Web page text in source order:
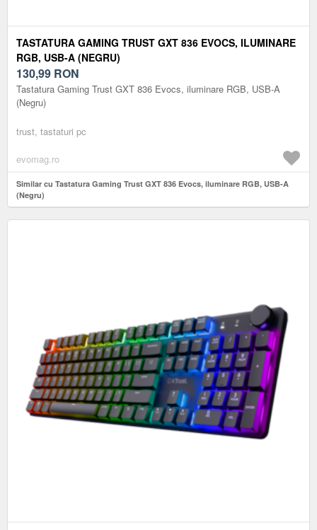
TASTATURA GAMING TRUST GXT 836 EVOCS, ILUMINARE
RGB, USB-A (NEGRU)
130,99 RON
Tastatura Gaming Trust GXT 836 Evocs, iluminare RGB, USB-A
(Negru)
trust, tastaturi pc
evomag.ro
Similar cu Tastatura Gaming Trust GXT 836 Evocs, iluminare RGB, USB-A
(Negru)